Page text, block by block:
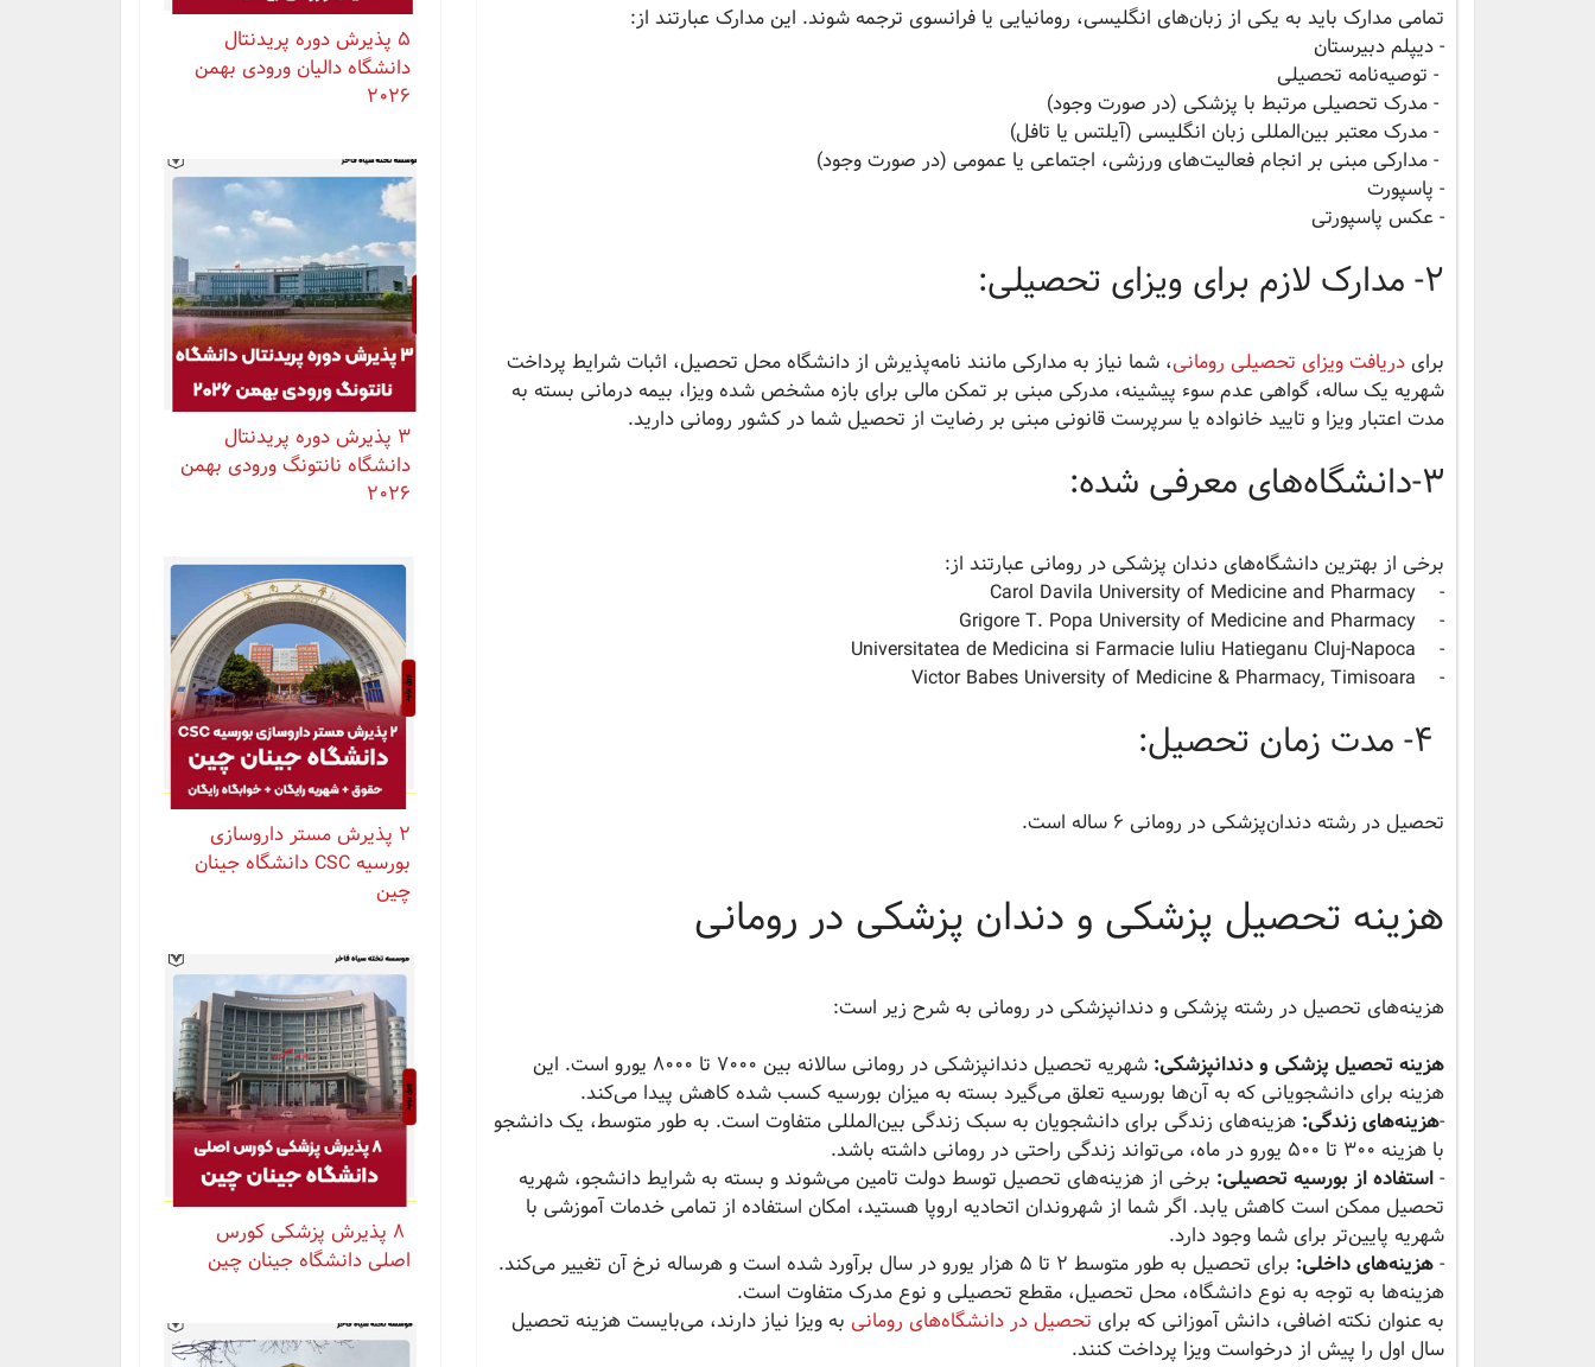
تمامی مدارک باید به یکی از زبان‌های انگلیسی، رومانیایی یا فرانسوی ترجمه شوند. این مدارک عبارتند از:
- دیپلم دبیرستان
- توصیه‌نامه تحصیلی
- مدرک تحصیلی مرتبط با پزشکی (در صورت وجود)
- مدرک معتبر بین‌المللی زبان انگلیسی (آیلتس یا تافل)
- مدارکی مبنی بر انجام فعالیت‌های ورزشی، اجتماعی یا عمومی (در صورت وجود)
- پاسپورت
- عکس پاسپورتی
۲- مدارک لازم برای ویزای تحصیلی:
برای دریافت ویزای تحصیلی رومانی، شما نیاز به مدارکی مانند نامه‌پذیرش از دانشگاه محل تحصیل، اثبات شرایط پرداخت
شهریه یک ساله، گواهی عدم سوء پیشینه، مدرکی مبنی بر تمکن مالی برای بازه مشخص شده ویزا، بیمه درمانی بسته به
مدت اعتبار ویزا و تایید خانواده یا سرپرست قانونی مبنی بر رضایت از تحصیل شما در کشور رومانی دارید.
۳-دانشگاه‌های معرفی شده:
برخی از بهترین دانشگاه‌های دندان پزشکی در رومانی عبارتند از:
- Carol Davila University of Medicine and Pharmacy
- Grigore T. Popa University of Medicine and Pharmacy
- Universitatea de Medicina si Farmacie Iuliu Hatieganu Cluj-Napoca
- Victor Babes University of Medicine & Pharmacy, Timisoara
تحصیل در رشته دندان‌پزشکی در رومانی ۶ ساله است.
هزینه تحصیل پزشکی و دندان پزشکی در رومانی
هزینه‌های تحصیل در رشته پزشکی و دندانپزشکی در رومانی به شرح زیر است:
هزینه تحصیل پزشکی و دندانپزشکی:
شهریه تحصیل دندانپزشکی در رومانی سالانه بین 7000 تا 8000 یورو است. این
هزینه برای دانشجویانی که به آن‌ها بورسیه تعلق می‌گیرد بسته به میزان بورسیه کسب شده کاهش پیدا می‌کند.
-هزینه‌های زندگی: هزینه‌های زندگی برای دانشجویان به سبک زندگی بین‌المللی متفاوت است. به طور متوسط، یک دانشجو
با هزینه 300 تا 500 یورو در ماه، می‌تواند زندگی راحتی در رومانی داشته باشد.
-استفاده از بورسیه تحصیلی: برخی از هزینه‌های تحصیل توسط دولت تامین می‌شوند و بسته به شرایط دانشجو، شهریه
تحصیل ممکن است کاهش یابد. اگر شما از شهروندان اتحادیه اروپا هستید، امکان استفاده از تمامی خدمات آموزشی با
شهریه پایین‌تر برای شما وجود دارد.
-هزینه‌های داخلی:
برای تحصیل به طور متوسط 2 تا 5 هزار یورو در سال برآورد شده است و هرساله نرخ آن تغییر می‌کند.
هزینه‌ها به توجه به نوع دانشگاه، محل تحصیل، مقطع تحصیلی و نوع مدرک متفاوت است.
به عنوان نکته اضافی، دانش آموزانی که برای تحصیل در دانشگاه‌های رومانی به ویزا نیاز دارند، می‌بایست هزینه تحصیل
سال اول را پیش از درخواست ویزا پرداخت کنند.
۵ پذیرش دوره پریدنتال
دانشگاه دالیان ورودی بهمن
۲۰۲۶
۳ پذیرش دوره پریدنتال
دانشگاه نانتونگ ورودی بهمن
۲۰۲۶
۲ پذیرش مستر داروسازی
بورسیه CSC دانشگاه جینان
چین
اصلی دانشگاه جینان چین